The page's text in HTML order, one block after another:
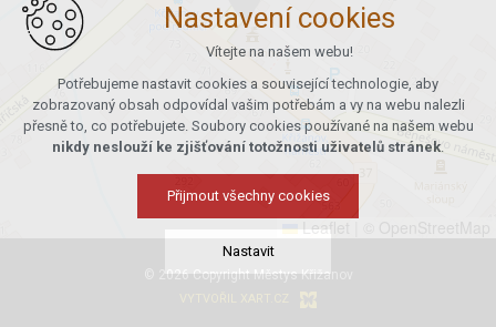
Leaflet
© 2026 Copyright Městys Křižanov
Nastavení cookies
Vítejte na našem webu!
Potřebujeme nastavit cookies a související technologie, aby
zobrazovaný obsah odpovídal vašim potřebám a vy na webu nalezli
přesně to, co potřebujete. Soubory cookies používané na našem webu
nikdy neslouží ke zjišťování totožnosti uživatelů stránek.
Přijmout všechny cookies
Nastavit